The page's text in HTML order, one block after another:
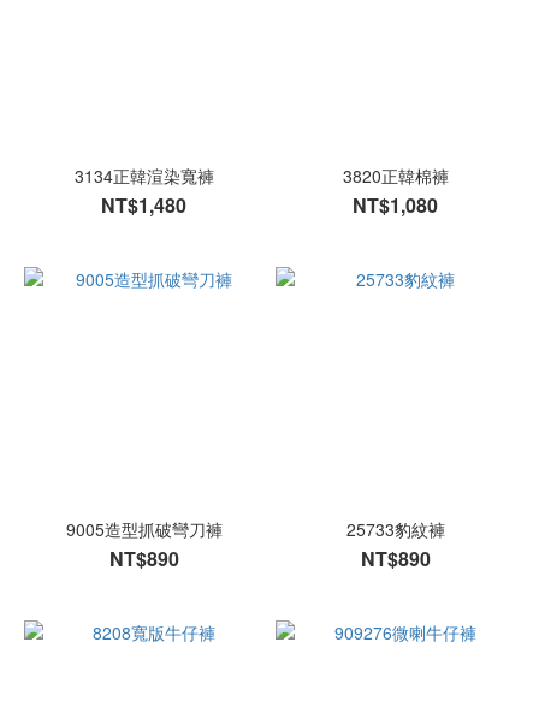
3134正韓渲染寬褲
NT$1,480
3820正韓棉褲
NT$1,080
9005造型抓破彎刀褲
NT$890
25733豹紋褲
NT$890